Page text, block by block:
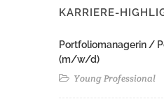
KARRIERE-
Portfoliomanagerin /
(m/w/d)
Young Professional